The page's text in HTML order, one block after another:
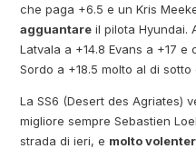
che paga +6.5 e un Kris
agguantare il pilota Hyundai.
Latvala a +14.8 Evans a +17
Sordo a +18.5 molto al di
La SS6 (Desert des Agriates)
migliore sempre Sebastien
strada di ieri, e molto